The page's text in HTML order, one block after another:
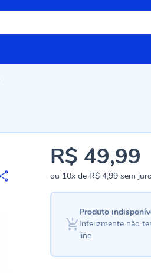
R$ 49,99
ou 10xde R$ 4,99sem
Produto
Infelizmente não
line